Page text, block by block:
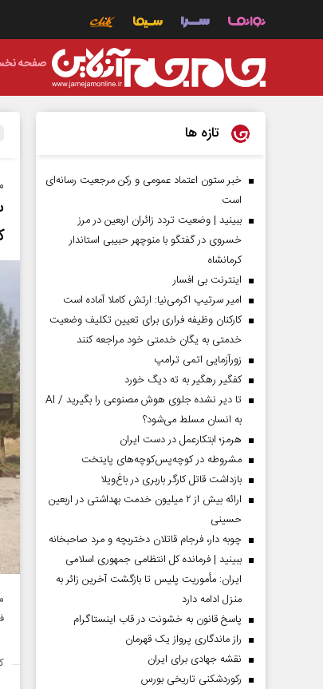
صفحه
تازه ها
خبر ستون اعتماد عمومی و رکن مرجعیت رسانه‌ای
است
ببینید | وضعیت تردد زائران اربعین در مرز
خسروی در گفتگو با منوچهر حبیبی استاندار
کرمانشاه
اینترنت بی افسار
امیر سرتیپ اکرمی‌نیا: ارتش کاملا آماده است
کارکنان وظیفه فراری برای تعیین تکلیف وضعیت
خدمتی به یگان خدمتی خود مراجعه کنند
زورآزمایی اتمی ترامپ
کفگیر رهگیر به ته دیگ خورد
تا دیر نشده جلوی هوش مصنوعی را بگیرید / AI
به انسان مسلط می‌شود؟
هرمز؛ ابتکارعمل در دست ایران
مشروطه در کوچه‌پس‌کوچه‌های پایتخت
بازداشت قاتل کارگر باربری در باغ‌ویلا
ارائه بیش از ۲ میلیون خدمت بهداشتی در اربعین
حسینی
چوبه دار، فرجام قاتلان دختربچه و مرد صاحبخانه
ببینید | فرمانده کل انتظامی جمهوری اسلامی
ایران­: مأموریت پلیس تا بازگشت آخرین زائر به
منزل ادامه دارد
پاسخ قانون به خشونت در قاب اینستاگرام
راز ماندگاری پرواز یک قهرمان
نقشه جهادی برای ایران
رکوردشکنی تاریخی بورس